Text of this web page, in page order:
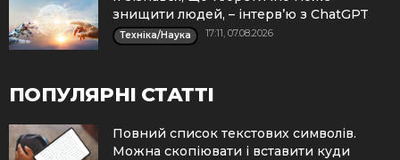
знищити людей, – інтерв’ю з ChatGPT
Техніка/Наука 17:11, 07.08.2026
ПОПУЛЯРНІ СТАТТІ
Повний список текстових символів.
Можна скопіювати і вставити куди